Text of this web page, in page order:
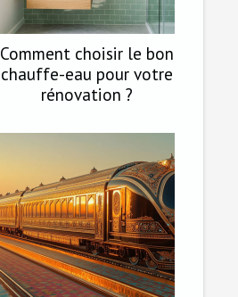
Comment choisir le bon
chauffe-eau pour votre
rénovation ?